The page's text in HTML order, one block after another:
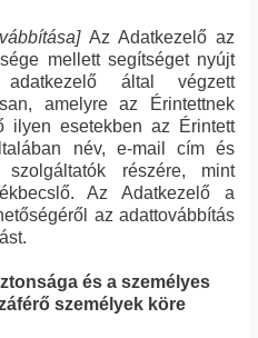
Az Adatkezelő az
mellett segítséget nyújt
által végzett
amelyre az Érintettnek
ilyen esetekben az Érintett
név, e-mail cím és
részére, mint
Az Adatkezelő a
az adattovábbítás
és a személyes
személyek köre